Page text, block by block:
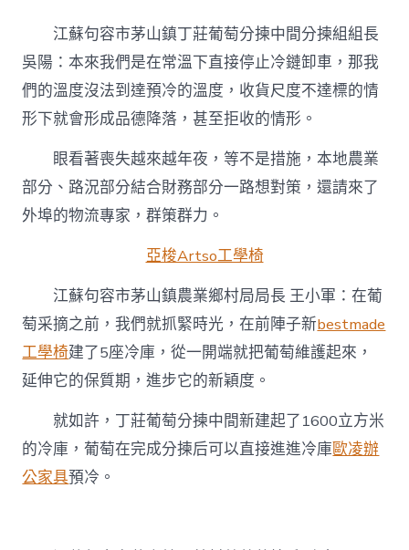
江蘇句容市茅山鎮丁莊葡萄分揀中間分揀組組長
吳陽：本來我們是在常溫下直接停止冷鏈卸車，那我
們的溫度沒法到達預冷的溫度，收貨尺度不達標的情
形下就會形成品德降落，甚至拒收的情形。
眼看著喪失越來越年夜，等不是措施，本地農業
部分、路況部分結合財務部分一路想對策，還請來了
外埠的物流專家，群策群力。
亞梭Artso工學椅
江蘇句容市茅山鎮農業鄉村局局長 王小軍：在葡
萄采摘之前，我們就抓緊時光，在前陣子新bestmade
工學椅建了5座冷庫，從一開端就把葡萄維護起來，
延伸它的保質期，進步它的新穎度。
就如許，丁莊葡萄分揀中間新建起了1600立方米
的冷庫，葡萄在完成分揀后可以直接進進冷庫歐凌辦
公家具預冷。